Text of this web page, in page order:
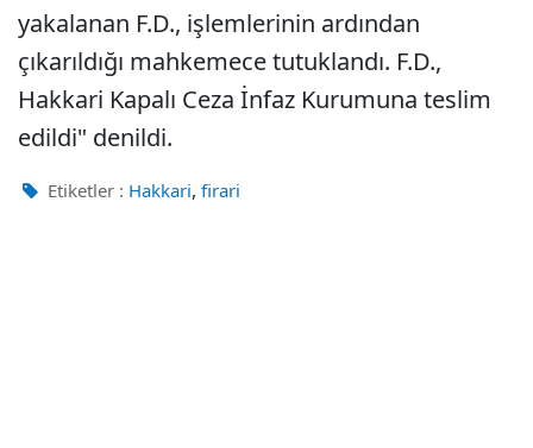
yakalanan F.D., işlemlerinin ardından
çıkarıldığı mahkemece tutuklandı. F.D.,
Hakkari Kapalı Ceza İnfaz Kurumuna teslim
edildi" denildi.
Etiketler : Hakkari, firari